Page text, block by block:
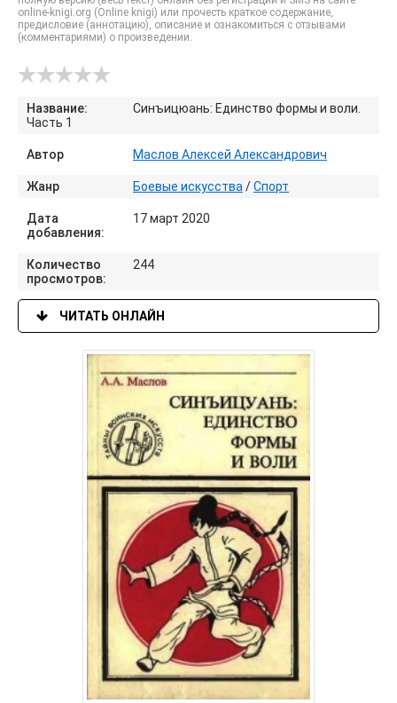
online-knigi.org (Online knigi) или прочесть краткое содержание,
предисловие (аннотацию), описание и ознакомиться с отзывами
(комментариями) о произведении.
Название:
Синъицюань: Единство формы и воли.
Часть 1
Автор Маслов Алексей Александрович
Жанр Боевые искусства /Спорт
Дата
добавления:
17 март 2020
Количество
просмотров:
244
ЧИТАТЬ ОНЛАЙН